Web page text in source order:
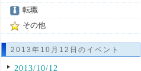
転職
その他
2013年10月12日のイベント
2013/10/12